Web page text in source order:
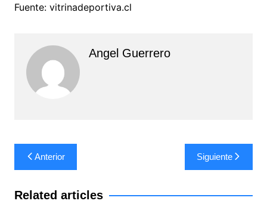
Fuente: vitrinadeportiva.cl
Angel Guerrero
Navegación
de
entradas
Anterior Siguiente
Related articles